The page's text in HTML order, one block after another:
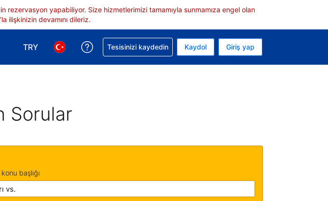
rezervasyon yapabiliyor. Size hizmetlerimizi tamamıyla sunmamıza engel olan
ilişkinizin devamını dileriz.
TRY
Para birimi seçimi yap. Mevcut para biriminiz Türk lirası
Dil seçimi yap. Mevcut diliniz Türkçe
Rezervasyonunuzla ilgili yardım alın
Tesisinizi kaydedin Kaydol Giriş yap
Sorular
başlığı